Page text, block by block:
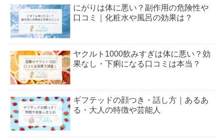
にがりは体に悪い？副作用の危険性や
口コミ｜化粧水や風呂の効果は？
ヤクルト1000飲みすぎは体に悪い？効
果なし・下痢になる口コミは本当？
ギフテッドの顔つき・話し方｜あるあ
る・大人の特徴や芸能人